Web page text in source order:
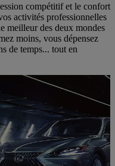
compétitif et le confort
activités professionnelles
meilleur des deux mondes
moins, vous dépensez
de temps... tout en